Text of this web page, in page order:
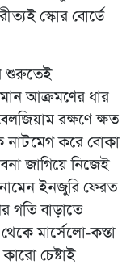
স্কোর বোর্ডে
শুরুতেই
আক্রমণের ধার
রক্ষণে ক্ষত
নাটমেগ করে বোকা
জাগিয়ে নিজেই
নামেন ইনজুরি ফেরত
গতি বাড়াতে
মার্সেলো-কস্তা
চেষ্টাই